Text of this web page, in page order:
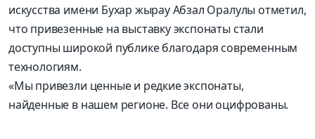
искусства имени Бухар жырау Абзал Оралулы отметил,
что привезенные на выставку экспонаты стали
доступны широкой публике благодаря современным
технологиям.
«Мы привезли ценные и редкие экспонаты,
найденные в нашем регионе. Все они оцифрованы.